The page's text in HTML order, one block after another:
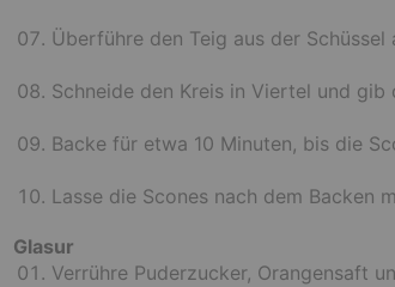
Überführe den Teig aus der
Schneide den Kreis in Viertel und
Backe für etwa 10 Minuten, bis die
Lasse die Scones nach dem Backen
Glasur
Verrühre Puderzucker, Orangensaft